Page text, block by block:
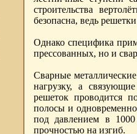
строительства
безопасна, ведь
Однако специфика
прессованных, но и
Сварные
нагрузку, а
решеток проводится
полосы и
под давлением в 1000
прочностью на изгиб.